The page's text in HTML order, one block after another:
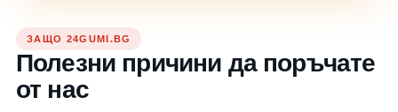
ЗАЩО 24GUMI.BG
Полезни причини да поръчате
от нас